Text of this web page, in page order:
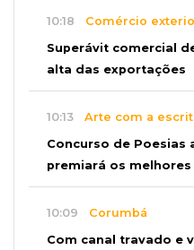
10:18 Comércio
Superávit comercial
alta das exportações
10:13 Arte com a
Concurso de Poesias
premiará os
10:09 Corumbá
Com canal travado e